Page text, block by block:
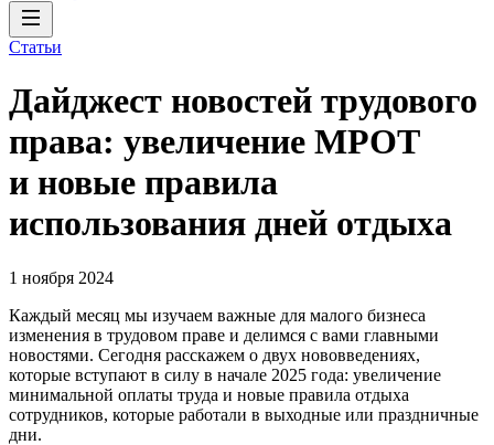
Статьи
Дайджест новостей трудового
права: увеличение МРОТ
и новые правила
использования дней отдыха
1 ноября 2024
Каждый месяц мы изучаем важные для малого бизнеса
изменения в трудовом праве и делимся с вами главными
новостями. Сегодня расскажем о двух нововведениях,
которые вступают в силу в начале 2025 года: увеличение
минимальной оплаты труда и новые правила отдыха
сотрудников, которые работали в выходные или праздничные
дни.